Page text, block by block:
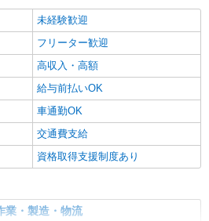
未経験歓迎
フリーター歓迎
高収入・高額
給与前払いOK
車通勤OK
交通費支給
資格取得支援制度あり
業・製造・物流